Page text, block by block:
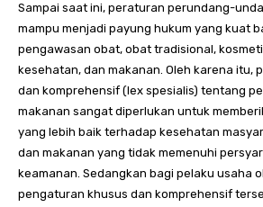
Sampai saat ini, peraturan perundang-
mampu menjadi payung hukum yang kuat
pengawasan obat, obat tradisional,
kesehatan, dan makanan. Oleh karena itu,
dan komprehensif (lex spesialis) tentang
makanan sangat diperlukan untuk
yang lebih baik terhadap kesehatan
dan makanan yang tidak memenuhi
keamanan. Sedangkan bagi pelaku usaha
pengaturan khusus dan komprehensif